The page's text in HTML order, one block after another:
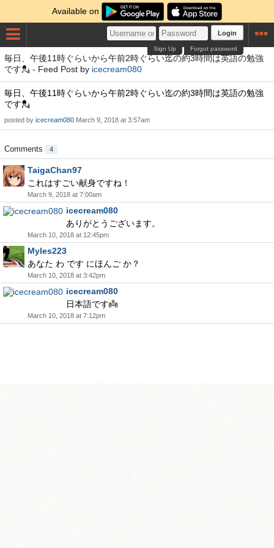
Available on
Login
Forgot password
Sign Up
毎日、午後11時ぐらいから午前2時ぐらい迄の約3時間は英語の勉強
です💂 - Feed Post by icecream080
毎日、午後11時ぐらいから午前2時ぐらい迄の約3時間は英語の勉強
です💂
posted by icecream080 March 9, 2018 at 3:57am
Comments 4
TaigaChan97
これはすごい献身ですね！
March 9, 2018 at 7:00am
icecream080
ありがとうございます。
March 10, 2018 at 12:45pm
Myles223
あなた わ です にほんご か？
March 10, 2018 at 3:42pm
icecream080
日本語です👼
March 10, 2018 at 7:12pm